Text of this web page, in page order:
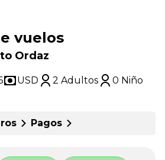
vuelos
Ordaz
USD 2 Adultos
0 Niño
Pagos